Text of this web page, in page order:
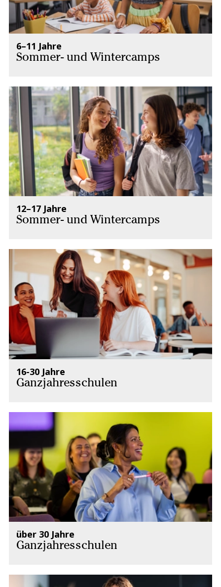
6–11 Jahre
Sommer- und Wintercamps
12–17 Jahre
Sommer- und Wintercamps
16-30 Jahre
Ganzjahresschulen
über 30 Jahre
Ganzjahresschulen